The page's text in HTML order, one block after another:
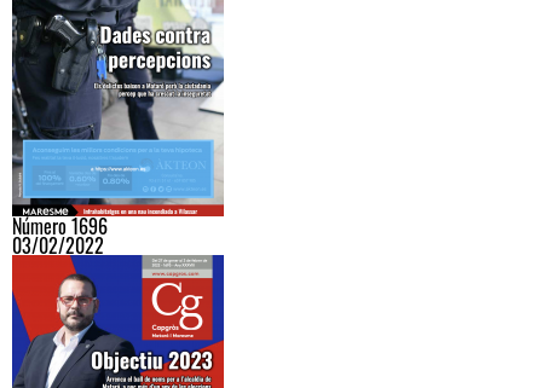
Número 1696
03/02/2022